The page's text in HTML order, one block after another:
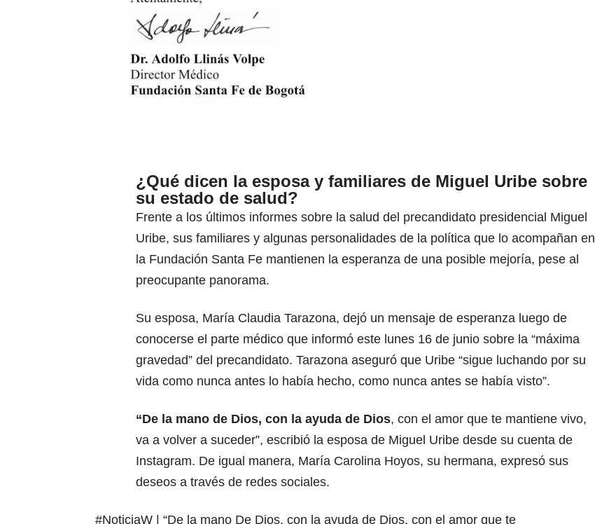
¿Qué dicen la esposa y familiares de Miguel Uribe sobre
su estado de salud?
Frente a los últimos informes sobre la salud del precandidato presidencial Miguel
Uribe, sus familiares y algunas personalidades de la política que lo acompañan en
la Fundación Santa Fe mantienen la esperanza de una posible mejoría, pese al
preocupante panorama.
Su esposa, María Claudia Tarazona, dejó un mensaje de esperanza luego de
conocerse el parte médico que informó este lunes 16 de junio sobre la “máxima
gravedad” del precandidato. Tarazona aseguró que Uribe “sigue luchando por su
vida como nunca antes lo había hecho, como nunca antes se había visto”.
“De la mano de Dios, con la ayuda de Dios, con el amor que te mantiene vivo,
va a volver a suceder”, escribió la esposa de Miguel Uribe desde su cuenta de
Instagram. De igual manera, María Carolina Hoyos, su hermana, expresó sus
deseos a través de redes sociales.
#NoticiaW | “De la mano De Dios, con la ayuda de Dios, con el amor que te